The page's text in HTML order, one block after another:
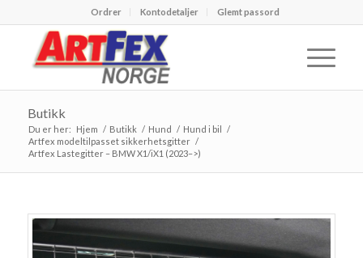
Ordrer Kontodetaljer Glemt passord
Butikk
Du er her: Hjem / Butikk / Hund / Hund i bil /
Artfex modeltilpasset sikkerhetsgitter /
Artfex Lastegitter – BMW X1/iX1 (2023–>)